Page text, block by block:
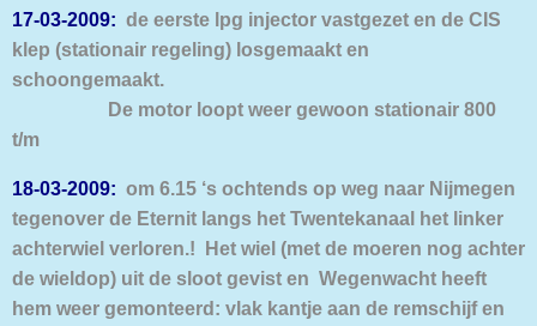
17-03-2009: de eerste lpg injector vastgezet en de CIS
klep (stationair regeling) losgemaakt en
schoongemaakt.
De motor loopt weer gewoon stationair 800
t/m
18-03-2009: om 6.15 ‘s ochtends op weg naar Nijmegen
tegenover de Eternit langs het Twentekanaal het linker
achterwiel verloren.! Het wiel (met de moeren nog achter
de wieldop) uit de sloot gevist en Wegenwacht heeft
hem weer gemonteerd: vlak kantje aan de remschijf en